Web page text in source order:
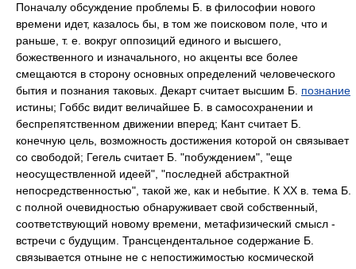
Поначалу обсуждение проблемы Б. в философии нового
времени идет, казалось бы, в том же поисковом поле, что и
раньше, т. е. вокруг оппозиций единого и высшего,
божественного и изначального, но акценты все более
смещаются в сторону основных определений человеческого
бытия и познания таковых. Декарт считает высшим Б. познание
истины; Гоббс видит величайшее Б. в самосохранении и
беспрепятственном движении вперед; Кант считает Б.
конечную цель, возможность достижения которой он связывает
со свободой; Гегель считает Б. "побуждением", "еще
неосуществленной идеей", "последней абстрактной
непосредственностью", такой же, как и небытие. К XX в. тема Б.
с полной очевидностью обнаруживает свой собственный,
соответствующий новому времени, метафизический смысл -
встречи с будущим. Трансцендентальное содержание Б.
связывается отныне не с непостижимостью космической